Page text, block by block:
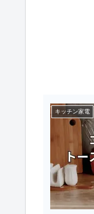
キッチン家電